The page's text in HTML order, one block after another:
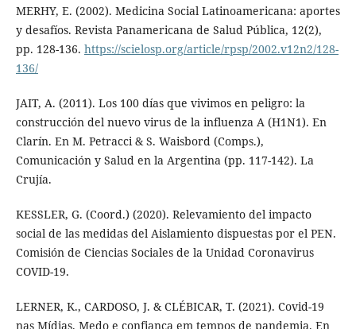
MERHY, E. (2002). Medicina Social Latinoamericana: aportes
y desafíos. Revista Panamericana de Salud Pública, 12(2),
pp. 128-136. https://scielosp.org/article/rpsp/2002.v12n2/128-
136/
JAIT, A. (2011). Los 100 días que vivimos en peligro: la
construcción del nuevo virus de la influenza A (H1N1). En
Clarín. En M. Petracci & S. Waisbord (Comps.),
Comunicación y Salud en la Argentina (pp. 117-142). La
Crujía.
KESSLER, G. (Coord.) (2020). Relevamiento del impacto
social de las medidas del Aislamiento dispuestas por el PEN.
Comisión de Ciencias Sociales de la Unidad Coronavirus
COVID-19.
LERNER, K., CARDOSO, J. & CLÉBICAR, T. (2021). Covid-19
nas Mídias. Medo e confiança em tempos de pandemia. En